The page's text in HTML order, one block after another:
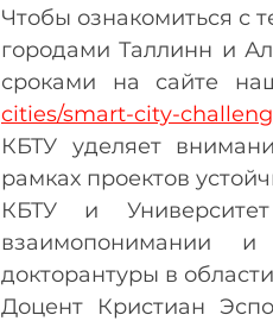
Чтобы ознакомиться с
городами Таллинн и
сроками на сайте
cities/smart-city-
КБТУ уделяет
рамках проектов
КБТУ и
взаимопонимании и
докторантуры в
Доцент Кристиан